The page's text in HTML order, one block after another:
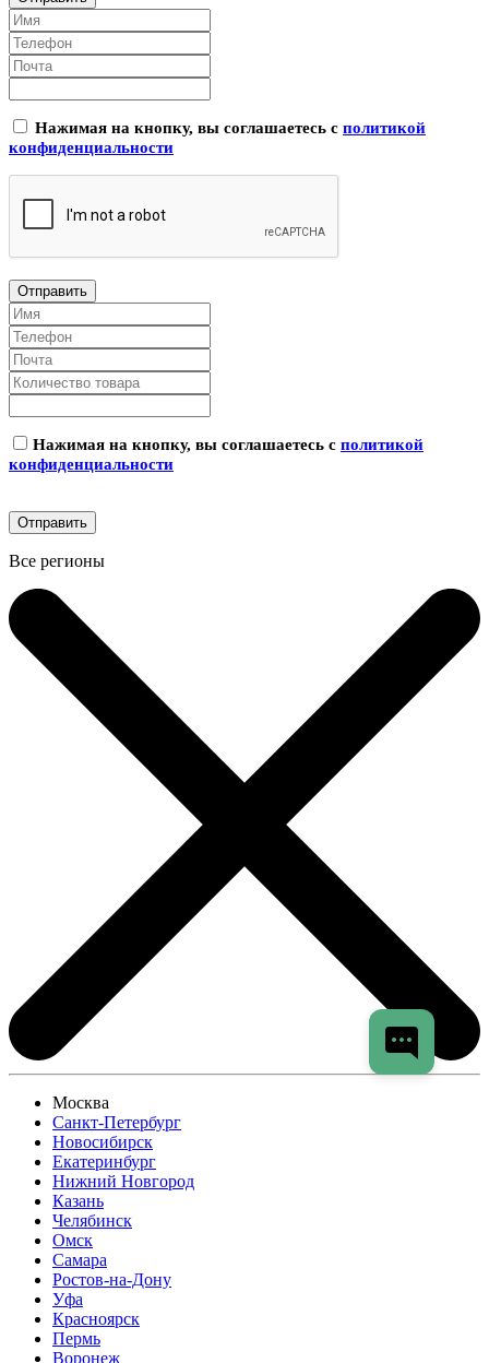
Нажимая на кнопку, вы соглашаетесь с политикой
конфиденциальности
Нажимая на кнопку, вы соглашаетесь с политикой
конфиденциальности
Все регионы
Москва
Санкт-Петербург
Новосибирск
Екатеринбург
Нижний Новгород
Казань
Челябинск
Омск
Самара
Ростов-на-Дону
Уфа
Красноярск
Пермь
Воронеж